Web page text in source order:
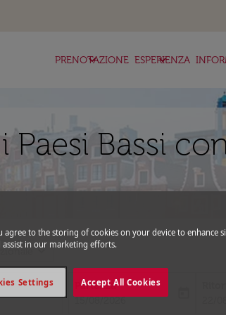
PRENOTAZIONE
keyboard_arrow_down ESPERIENZA
keyboard_arrow_down
Bassi
expand_more
Partenza
fc-booking-departure-date-aria-
15/08/2026
fc-
agree to the storing of cookies on your device to enhance
assist in our marketing efforts.
Accept All Cookies
Settings